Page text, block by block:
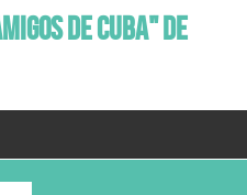
DE CUBA" DE